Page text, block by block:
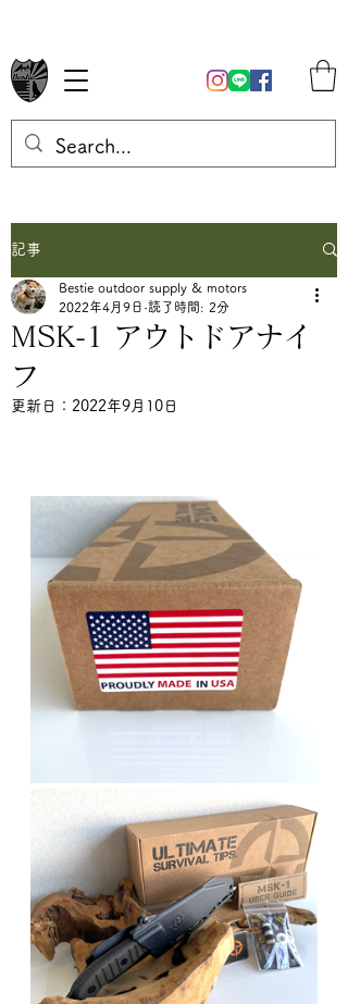
記事
MSK-1 アウトドアナイ
フ
Bestie outdoor supply & motors
2022年4月9日 読了時間: 2分
更新日： 2022年9月10日